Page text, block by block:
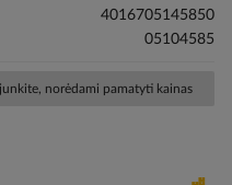
4016705145850
05104585
norėdami pamatyti kainas